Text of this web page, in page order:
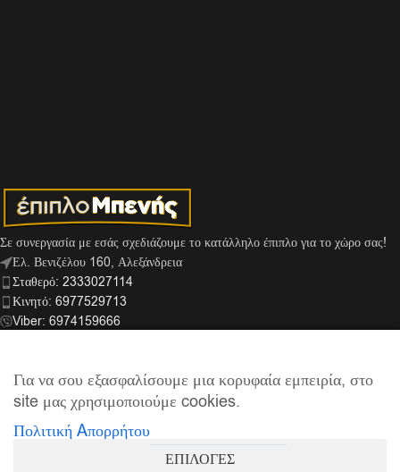
Σε συνεργασία με εσάς σχεδιάζουμε το κατάλληλο έπιπλο για το χώρο σας!
Ελ. Βενιζέλου 160, Αλεξάνδρεια
Σταθερό: 2333027114
Κινητό: 6977529713
Viber: 6974159666
ΣΎΝΔΕΣΜΟΙ
ΠΛΗΡΟΦΟΡΊΕΣ
Έπιπλο Μπενής| Supported by
Για να σου εξασφαλίσουμε μια κορυφαία εμπειρία, στο
site μας χρησιμοποιούμε cookies.
Πολιτική Aπορρήτου
ΕΠΙΛΟΓΕΣ